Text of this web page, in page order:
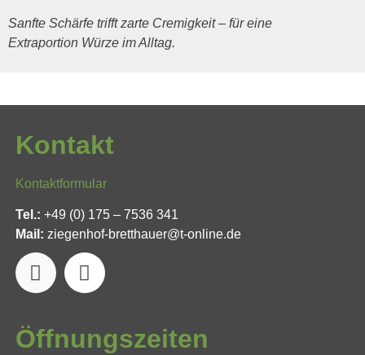
Sanfte Schärfe trifft zarte Cremigkeit – für eine
Extraportion Würze im Alltag.
Kontakt
Kontaktformular
Tel.: +49 (0) 175 – 7536 341
Mail: ziegenhof-bretthauer@t-online.de
Öffnungszeiten